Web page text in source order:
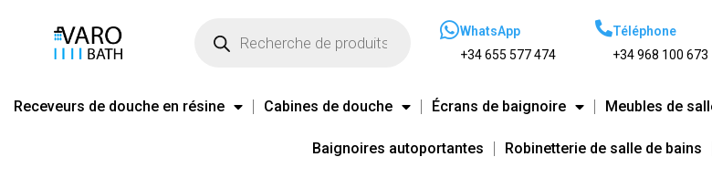
contenu
produits
WhatsApp
+34 655 577 474
Téléphone
+34 968 100 673
Receveurs de douche en résine Cabines de douche Écrans de baignoire Meubles de
Baignoires autoportantes Robinetterie de salle de bains